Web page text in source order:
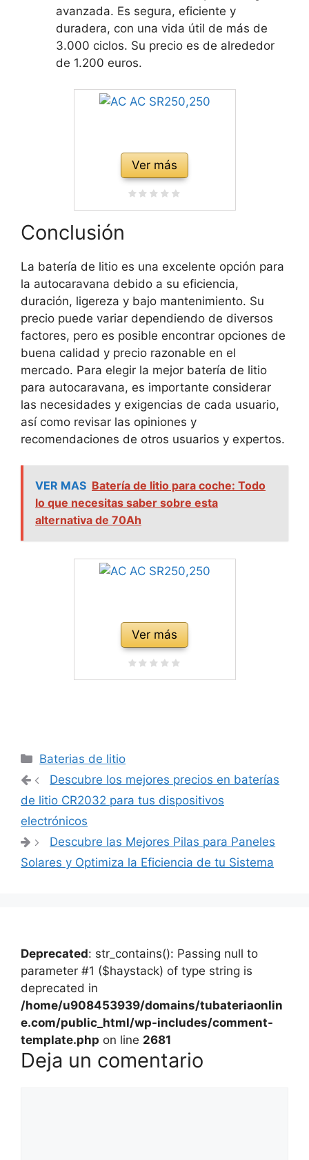
avanzada. Es segura, eficiente y
duradera, con una vida útil de más de
3.000 ciclos. Su precio es de alrededor
de 1.200 euros.
Ver más
Conclusión
La batería de litio es una excelente opción para
la autocaravana debido a su eficiencia,
duración, ligereza y bajo mantenimiento. Su
precio puede variar dependiendo de diversos
factores, pero es posible encontrar opciones de
buena calidad y precio razonable en el
mercado. Para elegir la mejor batería de litio
para autocaravana, es importante considerar
las necesidades y exigencias de cada usuario,
así como revisar las opiniones y
recomendaciones de otros usuarios y expertos.
VER MAS Batería de litio para coche: Todo
lo que necesitas saber sobre esta
alternativa de 70Ah
Ver más
Categorías
Baterias de litio
Navegación
de
Descubre los mejores precios en baterías
de litio CR2032 para tus dispositivos
electrónicos
Descubre las Mejores Pilas para Paneles
Solares y Optimiza la Eficiencia de tu Sistema
Deprecated: str_contains(): Passing null to
parameter #1 ($haystack) of type string is
deprecated in
/home/u908453939/domains/tubateriaonlin
e.com/public_html/wp-includes/comment-
template.php on line 2681
Deja un comentario